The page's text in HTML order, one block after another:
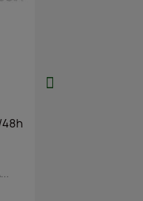
24/48h
rápida35 PARA...